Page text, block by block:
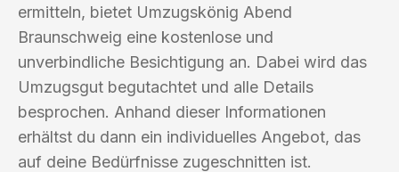
ermitteln, bietet Umzugskönig Abend
Braunschweig eine kostenlose und
unverbindliche Besichtigung an. Dabei wird das
Umzugsgut begutachtet und alle Details
besprochen. Anhand dieser Informationen
erhältst du dann ein individuelles Angebot, das
auf deine Bedürfnisse zugeschnitten ist.